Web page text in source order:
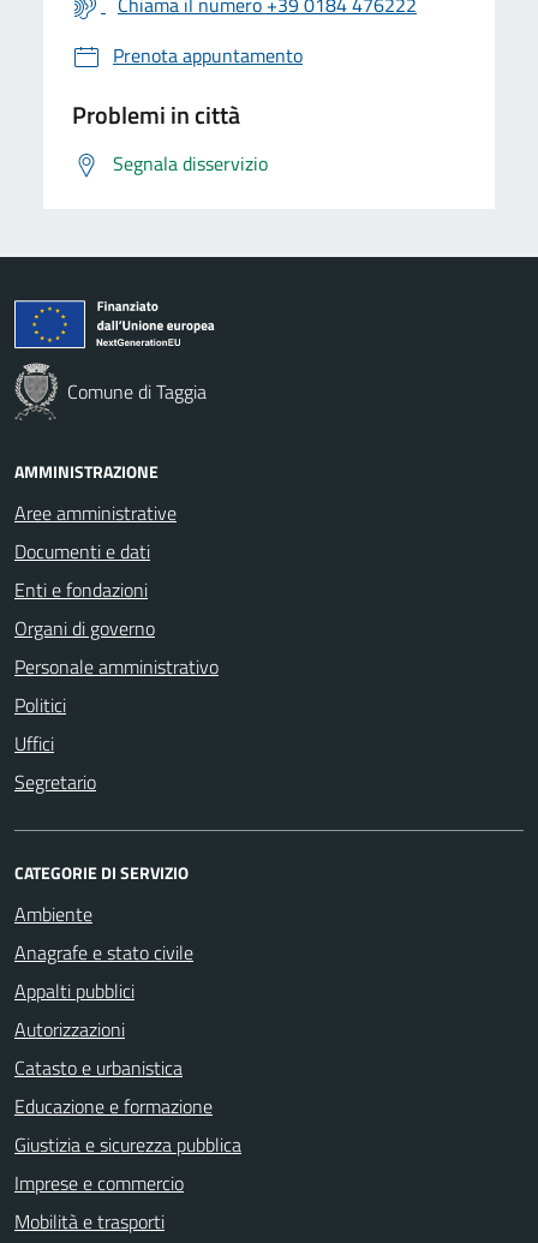
Prenota appuntamento
Problemi in città
Segnala disservizio
Comune di Taggia
AMMINISTRAZIONE
Aree amministrative
Documenti e dati
Enti e fondazioni
Organi di governo
Personale amministrativo
Politici
Uffici
Segretario
CATEGORIE DI SERVIZIO
Ambiente
Anagrafe e stato civile
Appalti pubblici
Autorizzazioni
Catasto e urbanistica
Educazione e formazione
Giustizia e sicurezza pubblica
Imprese e commercio
Mobilità e trasporti